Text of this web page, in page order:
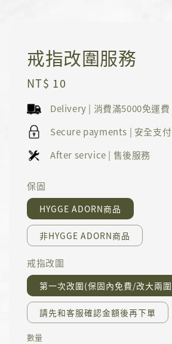
戒指改圍服務
Regular
NT$ 10
Delivery | 消費滿5000免運費
Secure payments | 安全支付
After service | 售後服務
保固
HYGGE ADORN商品
非HYGGE ADORN商品
戒指改圍
第一次改圍(保固內免費/改大兩
請先和客服確認金額後再下單
數量